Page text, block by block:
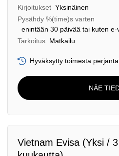
Kirjoitukset Yksinäinen
Pysähdy %(time)s varten
enintään 30 päivää tai kuten
Tarkoitus Matkailu
Hyväksytty toimesta
NÄE
Vietnam Evisa (Yksi / 3